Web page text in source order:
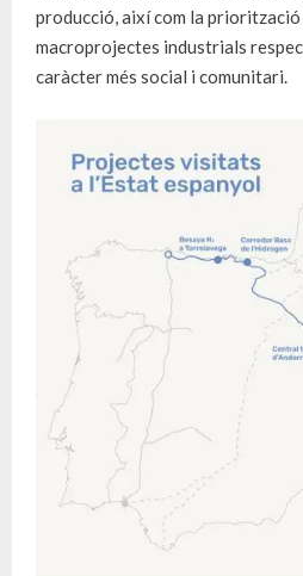
producció, així com la priorització
macroprojectes industrials
caràcter més social i comunitari.